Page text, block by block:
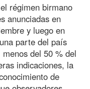
régimen birmano
anunciadas en
y luego en
parte del país
del 50 % del
indicaciones, la
de